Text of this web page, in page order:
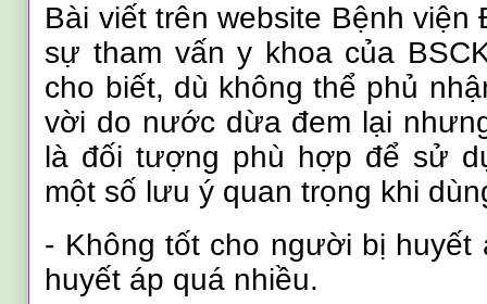
Bài viết trên website Bệnh viện
sự tham vấn y khoa của
cho biết, dù không thể phủ
vời do nước dừa đem lại
là đối tượng phù hợp để sử
một số lưu ý quan trọng khi
- Không tốt cho người bị huyết
huyết áp quá nhiều.